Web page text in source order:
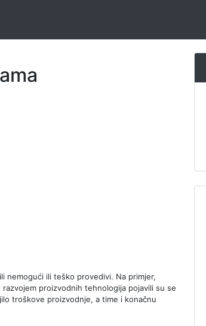
nemogući ili teško provedivi. Na primjer,
proizvodnih tehnologija pojavili su se
troškove proizvodnje, a time i konačnu